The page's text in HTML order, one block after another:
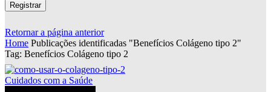
Registrar
Retornar a página anterior
Home Publicações identificadas "Benefícios Colágeno tipo 2"
Tag: Benefícios Colágeno tipo 2
Cuidados com a Saúde